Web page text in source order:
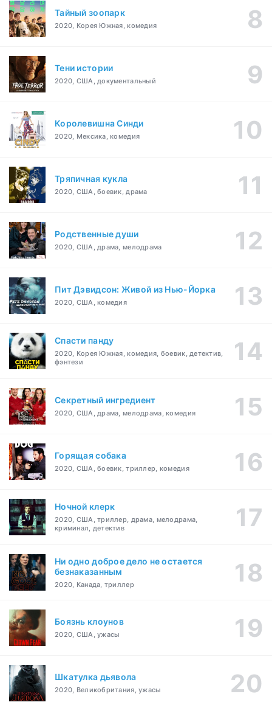
Тайный зоопарк
2020, Корея Южная, комедия
Тени истории
2020, США, документальный
Королевишна Синди
2020, Мексика, комедия
Тряпичная кукла
2020, США, боевик, драма
Родственные души
2020, США, драма, мелодрама
Пит Дэвидсон: Живой из Нью-Йорка
2020, США, комедия
Спасти панду
2020, Корея Южная, комедия, боевик, детектив,
фэнтези
Секретный ингредиент
2020, США, драма, мелодрама, комедия
Горящая собака
2020, США, боевик, триллер, комедия
Ночной клерк
2020, США, триллер, драма, мелодрама,
криминал, детектив
Ни одно доброе дело не остается
безнаказанным
2020, Канада, триллер
Боязнь клоунов
2020, США, ужасы
Шкатулка дьявола
2020, Великобритания, ужасы